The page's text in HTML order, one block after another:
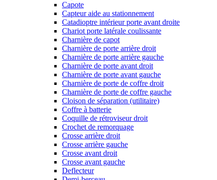
Capote
Capteur aide au stationnement
Catadioptre intérieur porte avant droite
Chariot porte latérale coulissante
Charnière de capot
Charnière de porte arrière droit
Charnière de porte arrière gauche
Charnière de porte avant droit
Charnière de porte avant gauche
Charnière de porte de coffre droit
Charnière de porte de coffre gauche
Cloison de séparation (utilitaire)
Coffre à batterie
Coquille de rétroviseur droit
Crochet de remorquage
Crosse arrière droit
Crosse arrière gauche
Crosse avant droit
Crosse avant gauche
Deflecteur